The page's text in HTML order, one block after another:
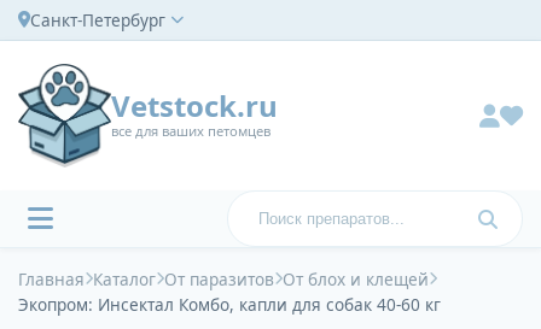
Санкт-Петербург
Vetstock.ru
все для ваших петомцев
Главная Каталог От паразитов От блох и клещей
Экопром: Инсектал Комбо, капли для собак 40-60 кг